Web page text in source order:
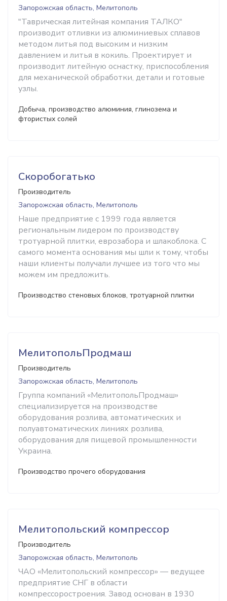
Запорожская область, Мелитополь
"Таврическая литейная компания ТАЛКО"
производит отливки из алюминиевых сплавов
методом литья под высоким и низким
давлением и литья в кокиль. Проектирует и
производит литейную оснастку, приспособления
для механической обработки, детали и готовые
узлы.
Добыча, производство алюминия, глинозема и
фтористых солей
Скоробогатько
Производитель
Запорожская область, Мелитополь
Наше предприятие с 1999 года является
региональным лидером по производству
тротуарной плитки, еврозабора и шлакоблока. С
самого момента основания мы шли к тому, чтобы
наши клиенты получали лучшее из того что мы
можем им предложить.
Производство стеновых блоков, тротуарной плитки
МелитопольПродмаш
Производитель
Запорожская область, Мелитополь
Группа компаний «МелитопольПродмаш»
специализируется на производстве
оборудования розлива, автоматических и
полуавтоматических линиях розлива,
оборудования для пищевой промышленности
Украина.
Производство прочего оборудования
Мелитопольский компрессор
Производитель
Запорожская область, Мелитополь
ЧАО «Мелитопольский компрессор» — ведущее
предприятие СНГ в области
компрессоростроения. Завод основан в 1930